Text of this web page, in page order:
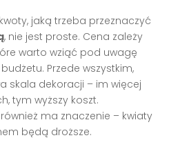
jaką trzeba przeznaczyć
, nie jest proste. Cena zależy
warto wziąć pod uwagę
Przede wszystkim,
skala dekoracji – im więcej
tym wyższy koszt.
ma znaczenie – kwiaty
będą droższe.